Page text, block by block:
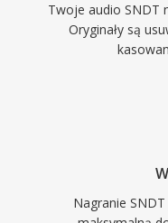
Twoje audio SNDT
Oryginały są
Nagranie